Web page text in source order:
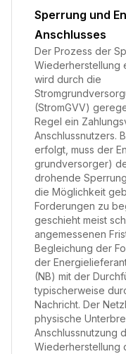
Sperrung und
Anschlusses
Der Prozess der
Wiederherstellung
wird durch die
(StromGVV)
Regel ein
Anschlussnutzers.
erfolgt, muss der
grundversorger)
drohende
die Möglichkeit
Forderungen zu
geschieht meist
angemessenen
Begleichung der
der
(NB) mit der
typischerweise
Nachricht. Der
physische
Anschlussnutzung
Wiederherstellung